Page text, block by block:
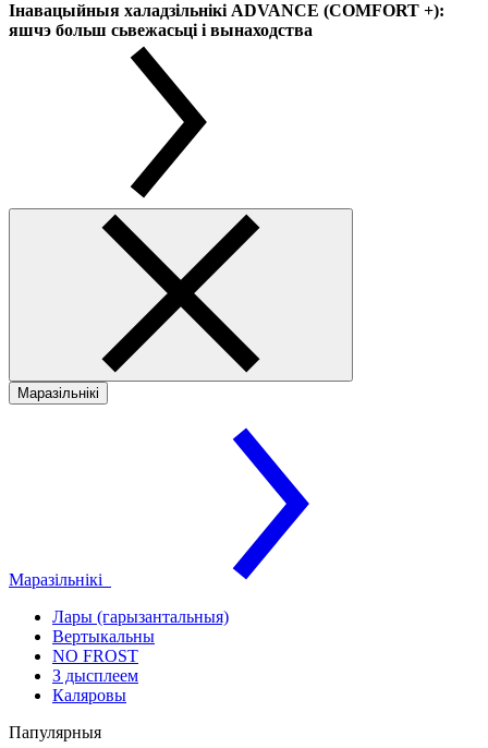
Інавацыйныя халадзільнікі ADVANCE (COMFORT +):
яшчэ больш сьвежасьці і вынаходства
Маразільнікі
Маразільнікі
Лары (гарызантальныя)
Вертыкальны
NO FROST
З дысплеем
Каляровы
Папулярныя